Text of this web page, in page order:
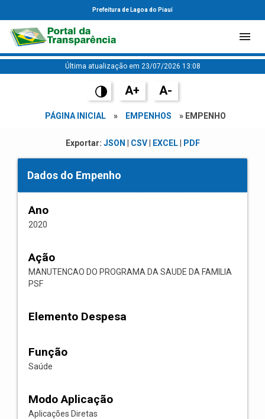
Prefeitura de Lagoa do Piauí
Última atualização em 23/07/2026 13:08
A+ A-
PÁGINA INICIAL » EMPENHOS » EMPENHO
Exportar: JSON CSV| EXCEL| PDF
Dados do Empenho
Ano
2020
Ação
MANUTENCAO DO PROGRAMA DA SAUDE DA FAMILIA
PSF
Elemento Despesa
Função
Saúde
Modo Aplicação
Aplicações Diretas